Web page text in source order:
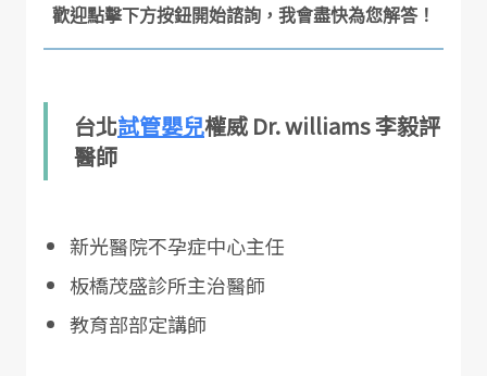
台北試管嬰兒權威 Dr. williams 李毅評
醫師
新光醫院不孕症中心主任
板橋茂盛診所主治醫師
教育部部定講師